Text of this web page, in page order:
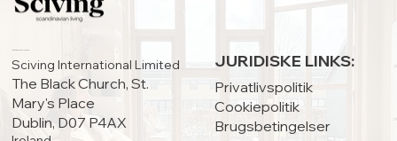
HOVEDKONTOR:
Sciving International Limited
The Black Church, St.
Mary's Place
Dublin, D07 P4AX
JURIDISKE LINKS:
Privatlivspolitik
Cookiepolitik
Brugsbetingelser